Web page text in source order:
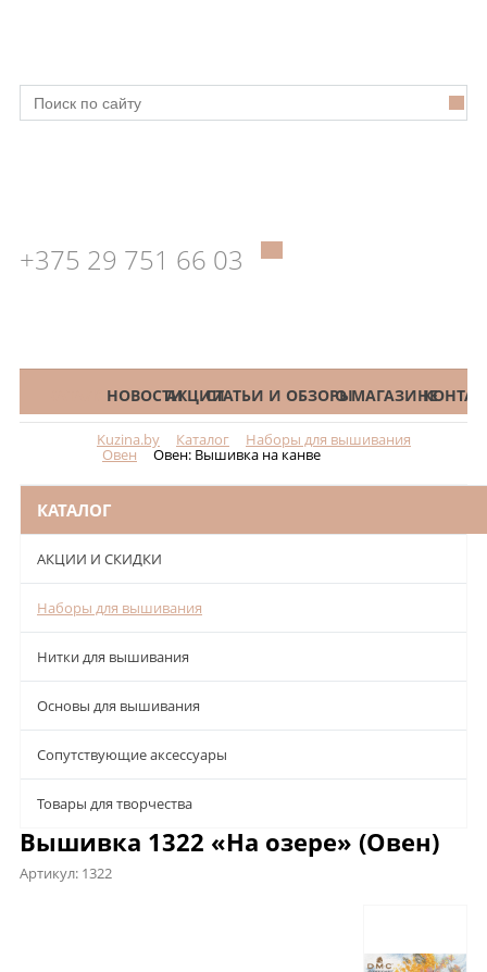
+375 29 751 66 03
КАТАЛОГНОВОСТИАКЦИИСТАТЬИ И ОБЗОРЫО МАГАЗИНЕ
Kuzina.by Каталог Наборы для вышивания
Овен Овен: Вышивка на канве
КАТАЛОГ
АКЦИИ И СКИДКИ
Наборы для вышивания
Нитки для вышивания
Основы для вышивания
Сопутствующие аксессуары
Товары для творчества
Вышивка 1322 «На озере» (Овен)
Артикул: 1322